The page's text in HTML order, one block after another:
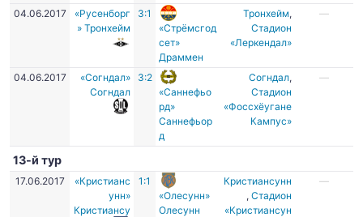
04.06.2017
«Русенборг
» Тронхейм
3:1
«Стрёмсгод
сет»
Драммен
Тронхейм,
Стадион
«Леркендал»
—
04.06.2017
«Согндал»
Согндал
3:2
«Саннефьо
рд»
Саннефьор
д
Согндал,
Стадион
«Фоссхёугане
Кампус»
—
13-й тур
17.06.2017
«Кристианс
унн»
Кристиансу
1:1
«Олесунн»
Олесунн
Кристиансунн
,Стадион
«Кристиансун
—